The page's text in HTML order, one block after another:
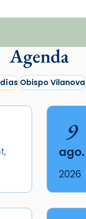
Agenda
Obispo Vilanova
9
ago.
2026